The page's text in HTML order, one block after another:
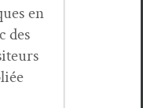
en
des